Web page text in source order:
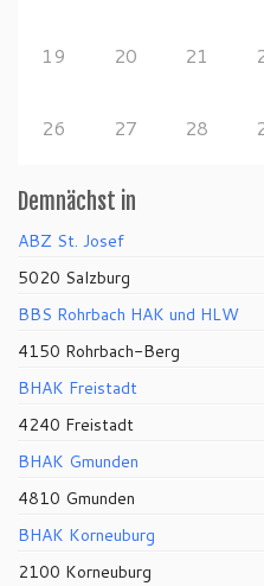
19 20 21
26 27 28
Demnächst in
ABZ St. Josef
5020 Salzburg
BBS Rohrbach HAK und HLW
4150 Rohrbach-Berg
BHAK Freistadt
4240 Freistadt
BHAK Gmunden
4810 Gmunden
BHAK Korneuburg
2100 Korneuburg